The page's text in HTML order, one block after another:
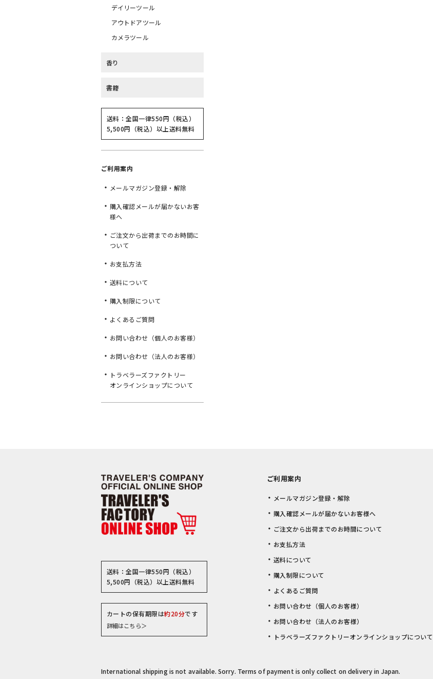
デイリーツール
アウトドアツール
カメラツール
香り
書籍
送料：全国一律550円（税込）
5,500円（税込）以上送料無料
ご利用案内
メールマガジン登録・解除
購入確認メールが届かないお客
様へ
ご注文から出荷までのお時間に
ついて
お支払方法
送料について
購入制限について
よくあるご質問
お問い合わせ（個人のお客様）
お問い合わせ（法人のお客様）
トラベラーズファクトリー
オンラインショップについて
送料：全国一律550円（税込）
5,500円（税込）以上送料無料
カートの保有期限は約20分です
詳細はこちら＞
ご利用案内
メールマガジン登録・解除
購入確認メールが届かないお客様へ
ご注文から出荷までのお時間について
お支払方法
送料について
購入制限について
よくあるご質問
お問い合わせ（個人のお客様）
お問い合わせ（法人のお客様）
トラベラーズファクトリーオンラインショップについて
International shipping is not available. Sorry. Terms of payment is only collect on delivery in Japan.